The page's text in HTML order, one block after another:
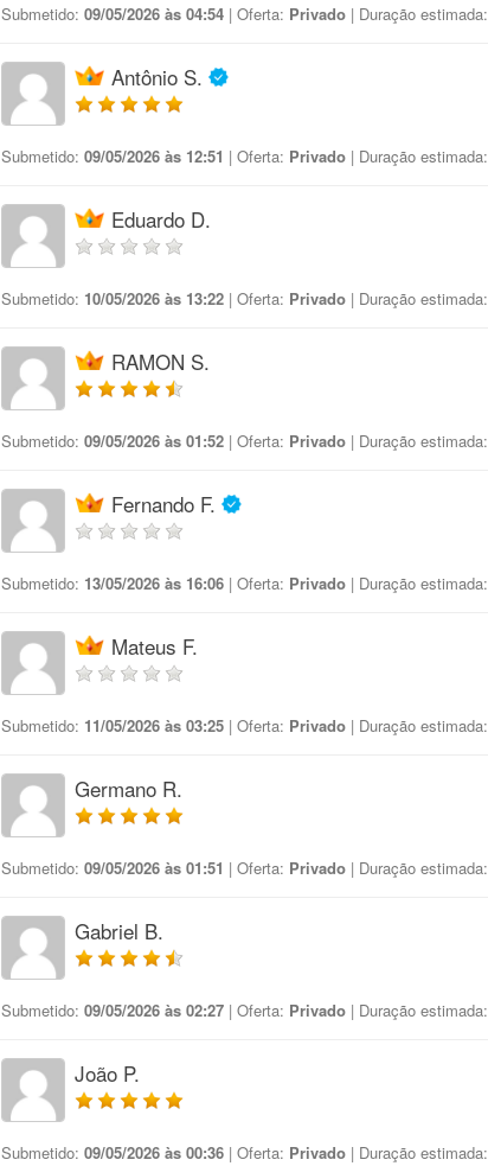
Submetido: 09/05/2026 às 04:54 | Oferta: Privado | Duração estimada:
Antônio S.
Submetido: 09/05/2026 às 12:51 | Oferta: Privado | Duração estimada:
Eduardo D.
Submetido: 10/05/2026 às 13:22 | Oferta: Privado | Duração estimada:
RAMON S.
Submetido: 09/05/2026 às 01:52 | Oferta: Privado | Duração estimada:
Fernando F.
Submetido: 13/05/2026 às 16:06 | Oferta: Privado | Duração estimada:
Mateus F.
Submetido: 11/05/2026 às 03:25 | Oferta: Privado | Duração estimada:
Germano R.
Submetido: 09/05/2026 às 01:51 | Oferta: Privado | Duração estimada:
Gabriel B.
Submetido: 09/05/2026 às 02:27 | Oferta: Privado | Duração estimada:
João P.
Submetido: 09/05/2026 às 00:36 | Oferta: Privado | Duração estimada: